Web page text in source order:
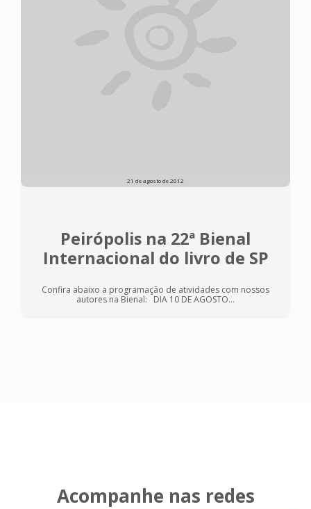
21 de agosto de 2012
Peirópolis na 22ª Bienal
Internacional do livro de SP
Confira abaixo a programação de atividades com nossos
autores na Bienal: DIA 10 DE AGOSTO...
Acompanhe nas redes